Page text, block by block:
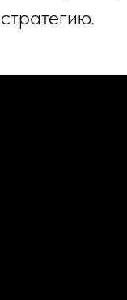
стратегию.